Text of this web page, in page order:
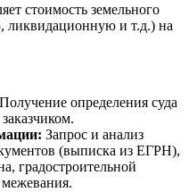
стоимость земельного
ликвидационную и т.д.) на
Получение определения суда
Запрос и анализ
(выписка из ЕГРН),
градостроительной
межевания.